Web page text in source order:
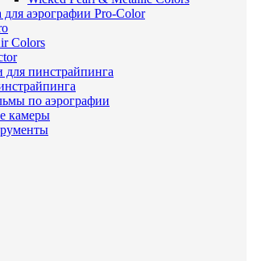
для аэрографии Pro-Color
Colors
для пинстрайпинга
по аэрографии
камеры